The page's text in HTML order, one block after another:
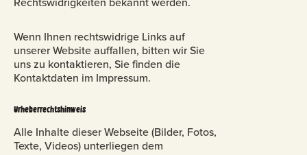
Wenn Ihnen rechtswidrige Links auf
unserer Website auffallen, bitten wir Sie
uns zu kontaktieren, Sie finden die
Kontaktdaten im Impressum.
Urheberrechtshinweis
Alle Inhalte dieser Webseite (Bilder, Fotos,
Texte, Videos) unterliegen dem